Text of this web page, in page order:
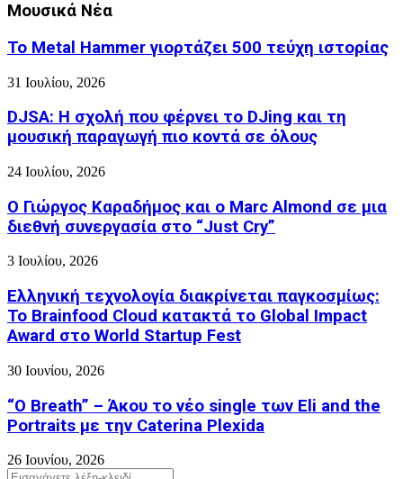
Μουσικά Νέα
Το Metal Hammer γιορτάζει 500 τεύχη ιστορίας
31 Ιουλίου, 2026
DJSA: Η σχολή που φέρνει το DJing και τη
μουσική παραγωγή πιο κοντά σε όλους
24 Ιουλίου, 2026
Ο Γιώργος Καραδήμος και ο Marc Almond σε μια
διεθνή συνεργασία στο “Just Cry”
3 Ιουλίου, 2026
Ελληνική τεχνολογία διακρίνεται παγκοσμίως:
Το Brainfood Cloud κατακτά το Global Impact
Award στο World Startup Fest
30 Ιουνίου, 2026
“O Breath” – Άκου το νέο single των Eli and the
Portraits με την Caterina Plexida
26 Ιουνίου, 2026
Search